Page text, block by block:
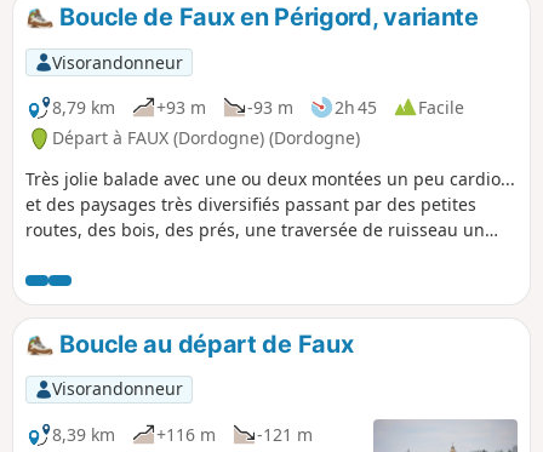
Boucle de Faux en Périgord, variante
Visorandonneur
8,79 km
+93 m -93 m 2h 45
Facile
Départ à FAUX (Dordogne) (Dordogne)
Très jolie balade avec une ou deux montées un peu cardio...
et des paysages très diversifiés passant par des petites
routes, des bois, des prés, une traversée de ruisseau un
Boucle au départ de Faux
Visorandonneur
8,39 km
+116 m
-121 m